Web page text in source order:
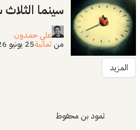
سينما
علي حمدون
منثمانية25 يونيو 2026
المزيد
ثمود بن محفوظ